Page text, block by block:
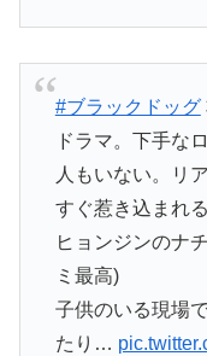
#ブラックドッグ
ドラマ。下手な
人もいない。リ
すぐ惹き込まれ
ヒョンジンのナ
ミ最高)
子供のいる現場
たり…